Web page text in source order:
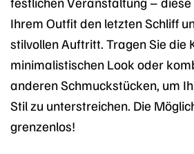
Ihrem Outfit den letzten Schliff
stilvollen Auftritt. Tragen Sie die
minimalistischen Look oder
anderen Schmuckstücken, um
Stil zu unterstreichen. Die
grenzenlos!